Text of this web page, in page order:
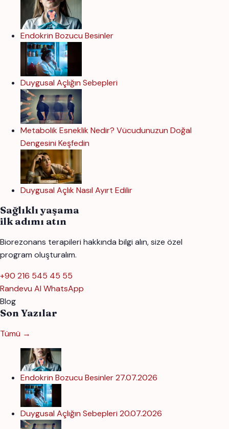
Endokrin Bozucu Besinler
Duygusal Açlığın Sebepleri
Metabolik Esneklik Nedir? Vücudunuzun Doğal
Dengesini Keşfedin
Duygusal Açlık Nasıl Ayırt Edilir
Sağlıklı yaşama
ilk adımı atın
Biorezonans terapileri hakkında bilgi alın, size özel
program oluşturalım.
+90 216 545 45 55
Randevu Al WhatsApp
Blog
Son Yazılar
Tümü →
Endokrin Bozucu Besinler27.07.2026
Duygusal Açlığın Sebepleri 20.07.2026